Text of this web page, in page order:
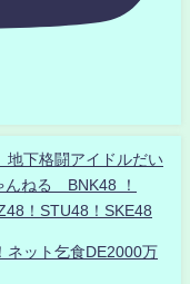
下格闘アイドルだい
ねる BNK48 ！
！STU48！SKE48
ネット乞食DE2000万